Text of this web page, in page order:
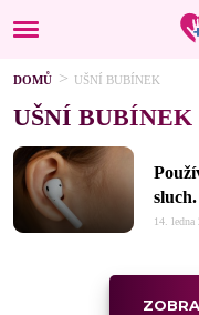
DOMŮ UŠNÍ BUBÍNEK
UŠNÍ BUBÍNEK
14. ledna